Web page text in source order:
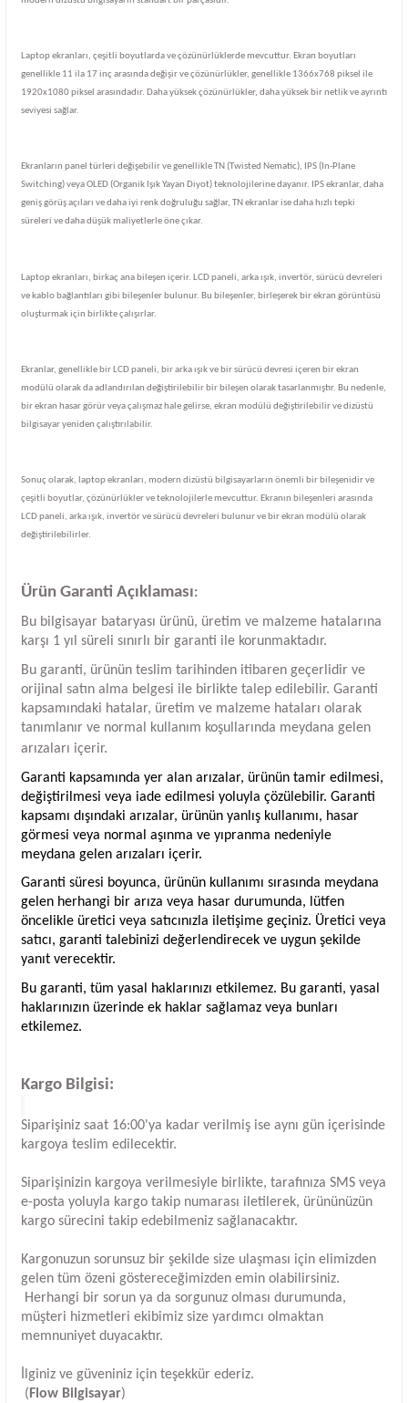
Laptop ekranları, çeşitli boyutlarda ve çözünürlüklerde mevcuttur. Ekran boyutları
genellikle 11 ila 17 inç arasında değişir ve çözünürlükler, genellikle 1366x768 piksel ile
1920x1080 piksel arasındadır. Daha yüksek çözünürlükler, daha yüksek bir netlik ve ayrıntı
seviyesi sağlar.
Ekranların panel türleri değişebilir ve genellikle TN (Twisted Nematic), IPS (In-Plane
Switching) veya OLED (Organik Işık Yayan Diyot) teknolojilerine dayanır. IPS ekranlar, daha
geniş görüş açıları ve daha iyi renk doğruluğu sağlar, TN ekranlar ise daha hızlı tepki
süreleri ve daha düşük maliyetlerle öne çıkar.
Laptop ekranları, birkaç ana bileşen içerir. LCD paneli, arka ışık, invertör, sürücü devreleri
ve kablo bağlantıları gibi bileşenler bulunur. Bu bileşenler, birleşerek bir ekran görüntüsü
oluşturmak için birlikte çalışırlar.
Ekranlar, genellikle bir LCD paneli, bir arka ışık ve bir sürücü devresi içeren bir ekran
modülü olarak da adlandırılan değiştirilebilir bir bileşen olarak tasarlanmıştır. Bu nedenle,
bir ekran hasar görür veya çalışmaz hale gelirse, ekran modülü değiştirilebilir ve dizüstü
bilgisayar yeniden çalıştırılabilir.
Sonuç olarak, laptop ekranları, modern dizüstü bilgisayarların önemli bir bileşenidir ve
çeşitli boyutlar, çözünürlükler ve teknolojilerle mevcuttur. Ekranın bileşenleri arasında
LCD paneli, arka ışık, invertör ve sürücü devreleri bulunur ve bir ekran modülü olarak
değiştirilebilirler.
Ürün Garanti Açıklaması:
Bu bilgisayar bataryası ürünü, üretim ve malzeme hatalarına
karşı 1 yıl süreli sınırlı bir garanti ile korunmaktadır.
Bu garanti, ürünün teslim tarihinden itibaren geçerlidir ve
orijinal satın alma belgesi ile birlikte talep edilebilir. Garanti
kapsamındaki hatalar, üretim ve malzeme hataları olarak
tanımlanır ve normal kullanım koşullarında meydana gelen
arızaları içerir.
Garanti kapsamında yer alan arızalar, ürünün tamir edilmesi,
değiştirilmesi veya iade edilmesi yoluyla çözülebilir. Garanti
kapsamı dışındaki arızalar, ürünün yanlış kullanımı, hasar
görmesi veya normal aşınma ve yıpranma nedeniyle
meydana gelen arızaları içerir.
Garanti süresi boyunca, ürünün kullanımı sırasında meydana
gelen herhangi bir arıza veya hasar durumunda, lütfen
öncelikle üretici veya satıcınızla iletişime geçiniz. Üretici veya
satıcı, garanti talebinizi değerlendirecek ve uygun şekilde
yanıt verecektir.
Bu garanti, tüm yasal haklarınızı etkilemez. Bu garanti, yasal
haklarınızın üzerinde ek haklar sağlamaz veya bunları
etkilemez.
Kargo Bilgisi:
Siparişiniz saat 16:00'ya kadar verilmiş ise aynı gün içerisinde
kargoya teslim edilecektir.
Siparişinizin kargoya verilmesiyle birlikte, tarafınıza SMS veya
e-posta yoluyla kargo takip numarası iletilerek, ürününüzün
kargo sürecini takip edebilmeniz sağlanacaktır.
Kargonuzun sorunsuz bir şekilde size ulaşması için elimizden
gelen tüm özeni göstereceğimizden emin olabilirsiniz.
Herhangi bir sorun ya da sorgunuz olması durumunda,
müşteri hizmetleri ekibimiz size yardımcı olmaktan
memnuniyet duyacaktır.
İlginiz ve güveniniz için teşekkür ederiz.
( Flow Bilgisayar)